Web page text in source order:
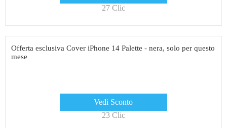
27 Clic
Offerta esclusiva Cover iPhone 14 Palette - nera, solo per questo
mese
Vedi Sconto
23 Clic